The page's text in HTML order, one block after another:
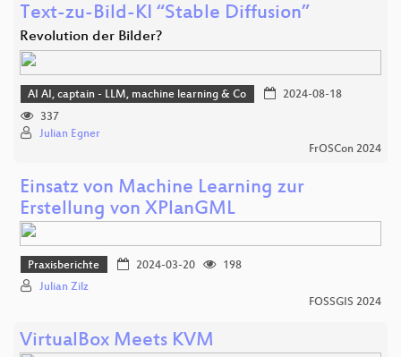
Text-zu-Bild-KI “Stable Diffusion”
Revolution der Bilder?
AI AI, captain - LLM, machine learning & Co
2024-08-18
337
Julian Egner
FrOSCon 2024
Einsatz von Machine Learning zur
Erstellung von XPlanGML
Praxisberichte 2024-03-20
198
Julian Zilz
FOSSGIS 2024
VirtualBox Meets KVM